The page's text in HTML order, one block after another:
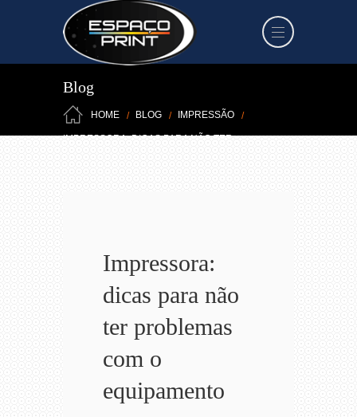
Blog
HOME BLOG IMPRESSÃO
IMPRESSORA: DICAS PARA NÃO TER
Impressora:
dicas para não
ter problemas
com o
equipamento